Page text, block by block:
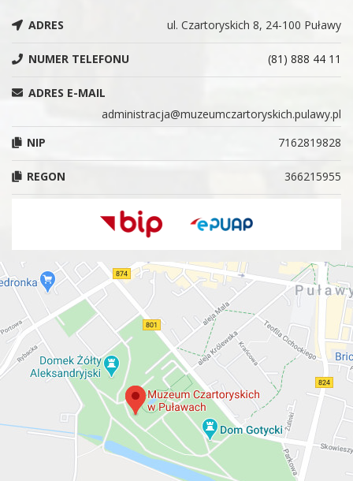
ADRES ul. Czartoryskich 8, 24-100 Puławy
NUMER TELEFONU (81) 888 44 11
ADRES E-MAIL
administracja@muzeumczartoryskich.pulawy.pl
NIP
7162819828
REGON 366215955